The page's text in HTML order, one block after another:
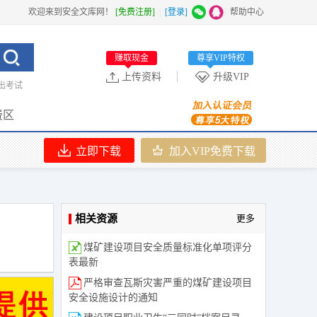
欢迎来到安全文库网！ [免费注册] [登录] 帮助中心
考试
升级VIP
尊享VIP特权
上传资料
赚取现金
立即下载 加入VIP免费下载
相关资源 更多
煤矿建设项目安全质量标准化单项评分
表最新
严格审查瓦斯灾害严重的煤矿建设项目
安全设施设计的通知